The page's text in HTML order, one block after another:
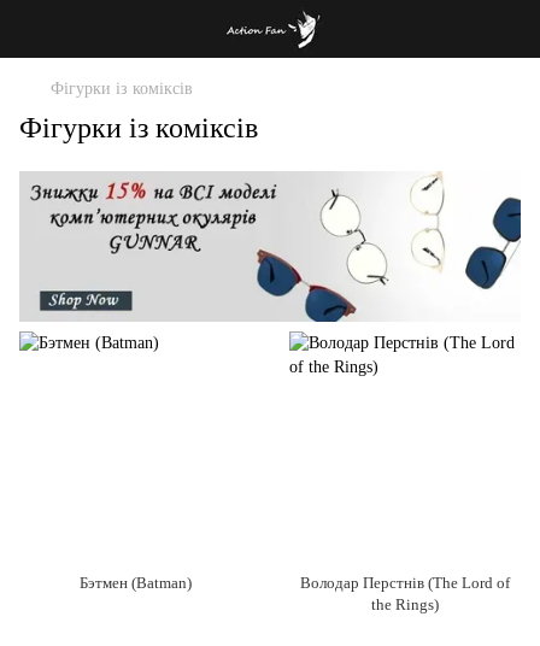
Фігурки із коміксів
Фігурки із коміксів
Бэтмен (Batman)
Володар Перстнів (The Lord of
the Rings)